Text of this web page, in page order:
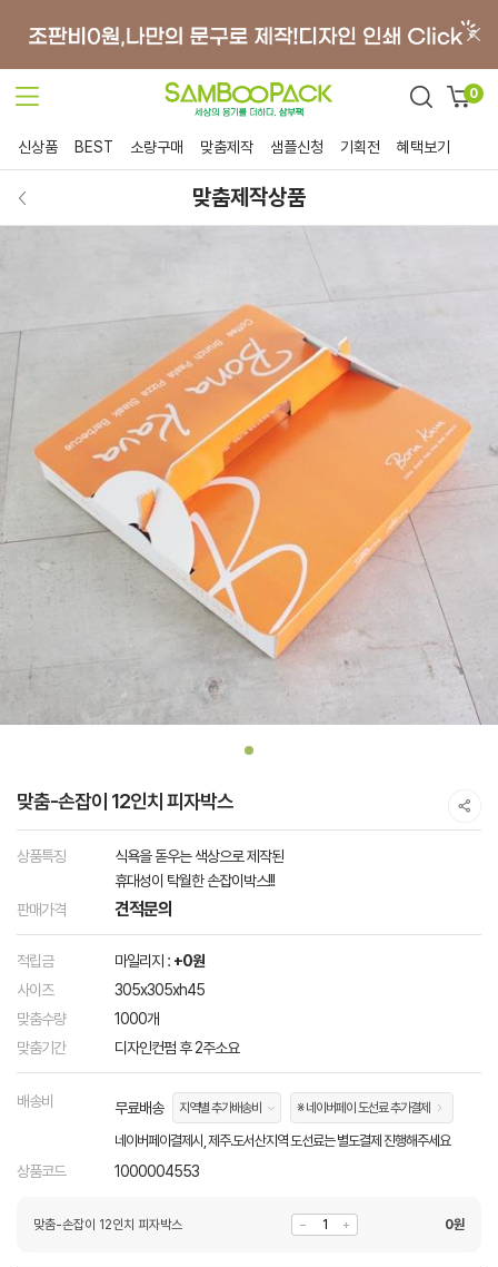
0
신상품 BEST 소량구매 맞춤제작 샘플신청 기획전 혜택보기
맞춤제작상품
맞춤-손잡이 12인치 피자박스
상품특징
식욕을 돋우는 색상으로 제작된
휴대성이 탁월한 손잡이박스!!!
판매가격
견적문의
적립금 마일리지 : +0원
사이즈
305x305xh45
맞춤수량
1000개
맞춤기간
디자인컨펌 후 2주소요
배송비 무료배송 지역별 추가배송비 ※ 네이버페이 도선료 추가결제
네이버페이결제시, 제주.도서산지역 도선료는 별도결제 진행해주세요
상품코드 1000004553
맞춤-손잡이 12인치 피자박스 0원